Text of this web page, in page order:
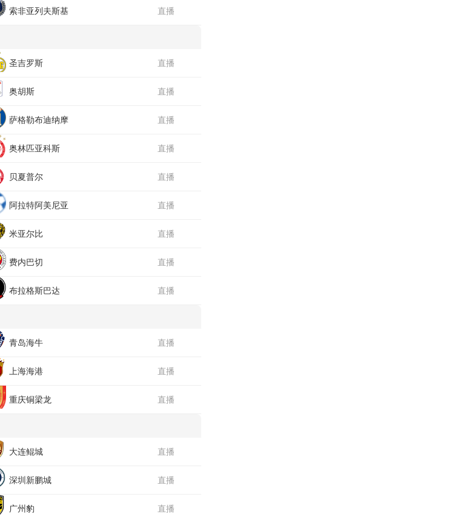
索非亚列夫斯基 直播
圣吉罗斯 直播
奥胡斯 直播
萨格勒布迪纳摩 直播
奥林匹亚科斯 直播
贝夏普尔 直播
阿拉特阿美尼亚 直播
米亚尔比 直播
费内巴切 直播
布拉格斯巴达 直播
青岛海牛 直播
上海海港 直播
重庆铜梁龙 直播
大连鲲城 直播
深圳新鹏城 直播
广州豹 直播